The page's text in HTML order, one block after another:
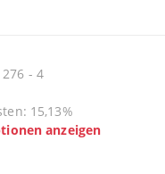
276 - 4
: 15,13%
anzeigen